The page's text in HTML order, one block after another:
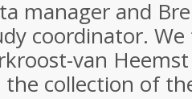
manager and
coordinator.
van
collection of